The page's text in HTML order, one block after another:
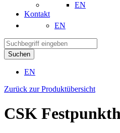
EN
Kontakt
EN
Suchen
EN
Zurück zur Produktübersicht
CSK